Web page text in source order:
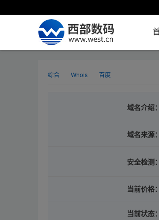
综合 Whois 百度
域名介绍：
域名来源：
安全检测：
当前价格：
当前状态：